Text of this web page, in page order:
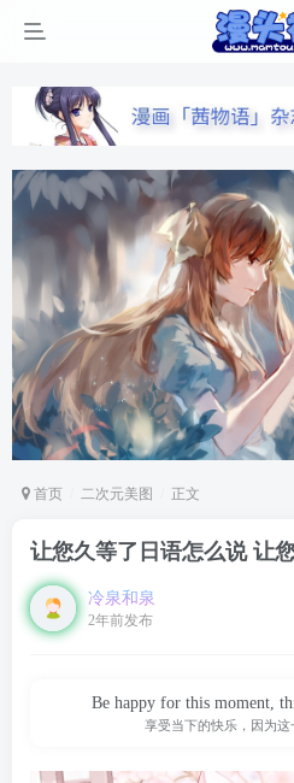
首页 二次元美图 正文
让您久等了日语怎么说 让
冷泉和泉
2年前发布
Be happy for this moment,
享受当下的快乐，因为